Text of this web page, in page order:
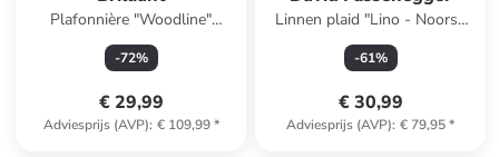
Plafonnière "Woodline"
naturel - (H)24,5 x Ø 36 cm
-72%
€ 29,99
Adviesprijs (AVP): € 109,99*
Linnen plaid "Lino - Noorse
borduursels" beige
-61%
€ 30,99
Adviesprijs (AVP): € 79,95*